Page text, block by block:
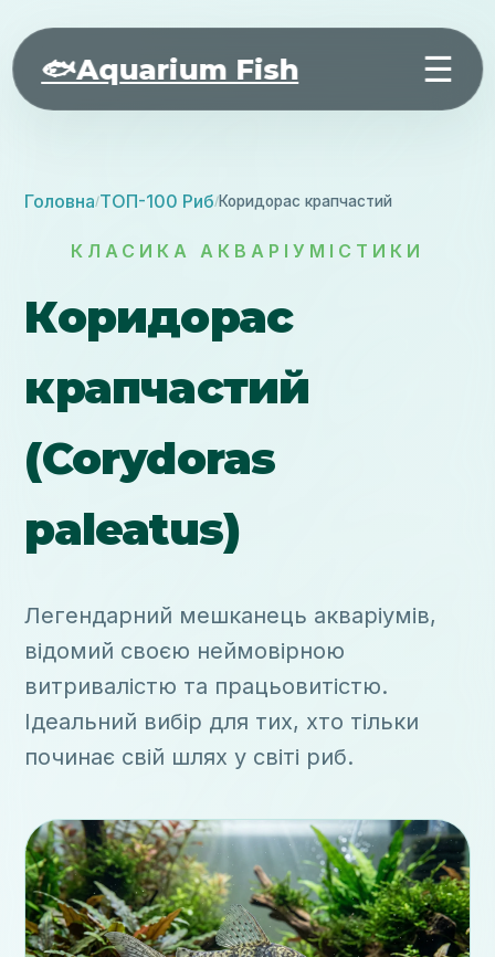
🐟Aquarium Fish ☰
Головна/ТОП-100 Риб/Коридорас крапчастий
КЛАСИКА АКВАРІУМІСТИКИ
Коридорас
крапчастий
(Corydoras
paleatus)
Легендарний мешканець акваріумів,
відомий своєю неймовірною
витривалістю та працьовитістю.
Ідеальний вибір для тих, хто тільки
починає свій шлях у світі риб.